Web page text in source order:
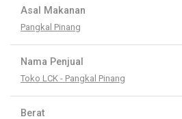
Asal Makanan
Pangkal Pinang
Nama Penjual
Toko LCK - Pangkal Pinang
Berat